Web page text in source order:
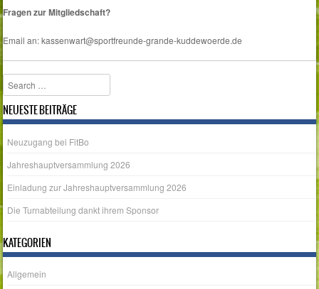
Fragen zur Mitgliedschaft?
Email an: kassenwart@sportfreunde-grande-kuddewoerde.de
Search
NEUESTE BEITRÄGE
Neuzugang bei FitBo
Jahreshauptversammlung 2026
Einladung zur Jahreshauptversammlung 2026
Die Turnabteilung dankt ihrem Sponsor
KATEGORIEN
Allgemein